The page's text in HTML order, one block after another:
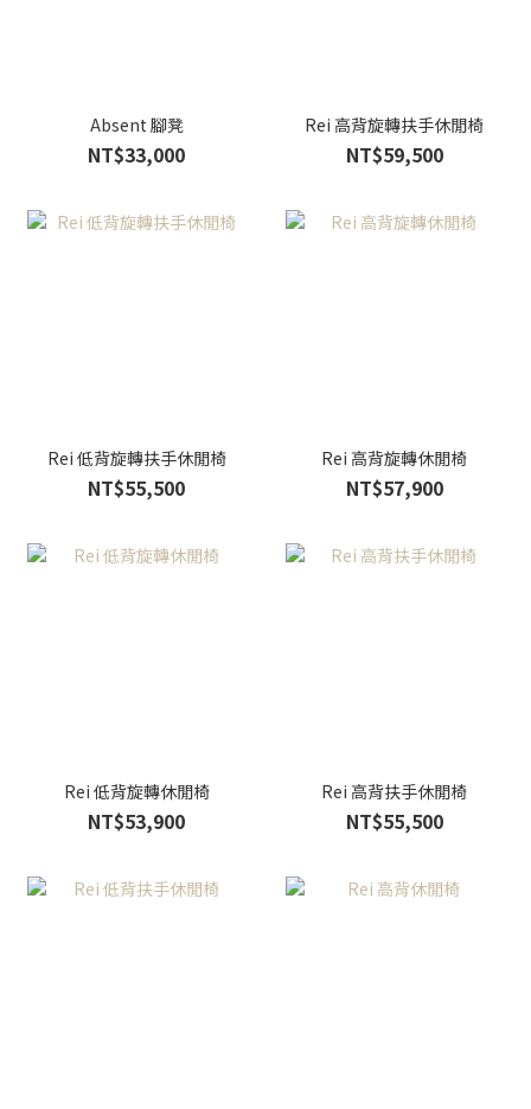
Absent 腳凳
NT$33,000
Rei 高背旋轉扶手休閒椅
NT$59,500
Rei 低背旋轉扶手休閒椅
NT$55,500
Rei 高背旋轉休閒椅
NT$57,900
Rei 低背旋轉休閒椅
NT$53,900
Rei 高背扶手休閒椅
NT$55,500